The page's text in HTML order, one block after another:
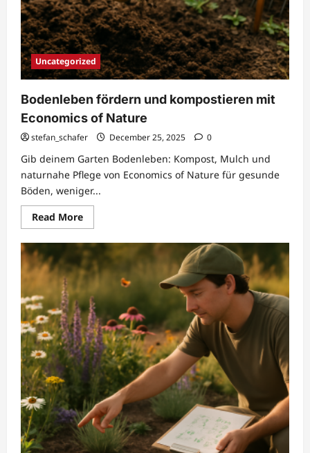
Uncategorized
Bodenleben fördern und kompostieren mit
Economics of Nature
stefan_schafer December 25, 2025 0
Gib deinem Garten Bodenleben: Kompost, Mulch und
naturnahe Pflege von Economics of Nature für gesunde
Böden, weniger...
Read MoreRead
more
Bodenleben
fördern
und
kompostieren
mit
Economics
of
Nature